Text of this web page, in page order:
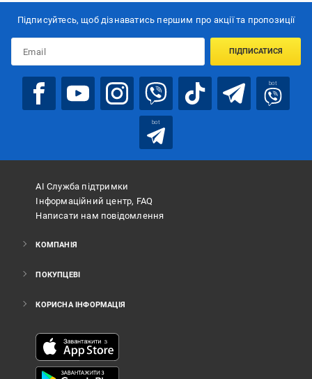
Підписуйтесь, щоб дізнаватись першим про акції та пропозиції
ПІДПИСАТИСЯ
bot
bot
АІ Служба підтримки
Інформаційний центр, FAQ
Написати нам повідомлення
КОМПАНІЯ
ПОКУПЦЕВІ
КОРИСНА ІНФОРМАЦІЯ